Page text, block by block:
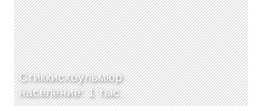
Стиккисхоульмюр
население: 1 тыс.